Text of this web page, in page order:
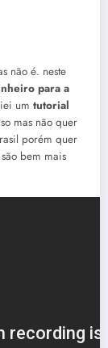
não é. neste
para a
um tutorial
mas não quer
porém quer
bem mais